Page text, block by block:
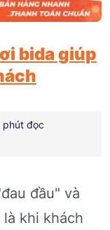
bida giúp
phút đọc
đầu" và
khi khách